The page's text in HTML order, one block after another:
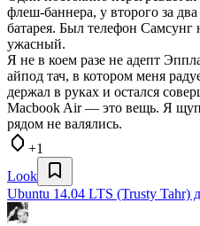
флеш-баннера, у второго за
батарея. Был телефон
ужасный.
Я не в коем разе не адепт
айпод тач, в котором меня
держал в руках и остался
Macbook Air — это вещь. Я
рядом не валялись.
+1
Look
Ubuntu 14.04 LTS (Trusty Tahr)